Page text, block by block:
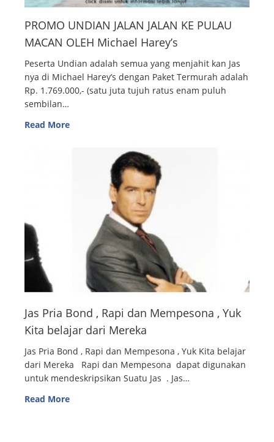
PROMO UNDIAN JALAN JALAN KE PULAU
MACAN OLEH Michael Harey’s
Peserta Undian adalah semua yang menjahit kan Jas
nya di Michael Harey’s dengan Paket Termurah adalah
Rp. 1.769.000,- (satu juta tujuh ratus enam puluh
sembilan…
Read More
Jas Pria Bond , Rapi dan Mempesona , Yuk
Kita belajar dari Mereka
Jas Pria Bond , Rapi dan Mempesona , Yuk Kita belajar
dari Mereka Rapi dan Mempesona dapat digunakan
untuk mendeskripsikan Suatu Jas . Jas…
Read More